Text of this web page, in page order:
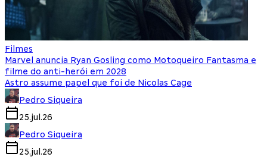
Filmes
Marvel anuncia Ryan Gosling como Motoqueiro Fantasma e
filme do anti-herói em 2028
Astro assume papel que foi de Nicolas Cage
Pedro Siqueira
25.jul.26
Pedro Siqueira
25.jul.26